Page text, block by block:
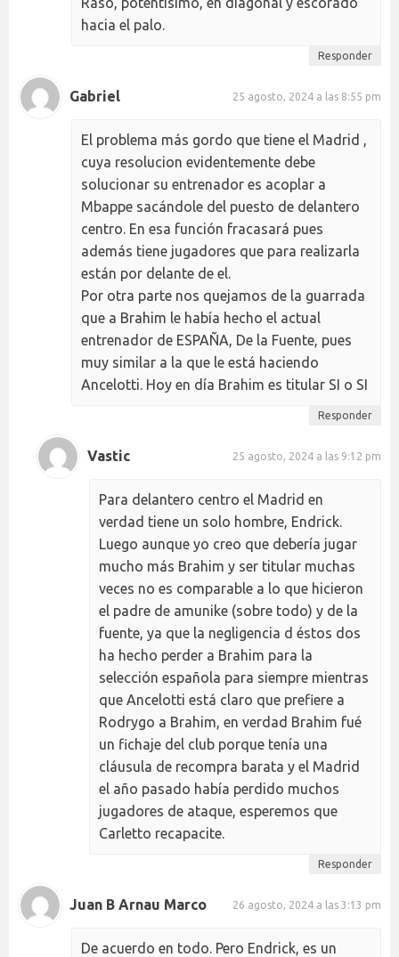
hacia el palo.
Responder
Gabriel 25 agosto, 2024 a las 8:55 pm
El problema más gordo que tiene el Madrid ,
cuya resolucion evidentemente debe
solucionar su entrenador es acoplar a
Mbappe sacándole del puesto de delantero
centro. En esa función fracasará pues
además tiene jugadores que para realizarla
están por delante de el.
Por otra parte nos quejamos de la guarrada
que a Brahim le había hecho el actual
entrenador de ESPAÑA, De la Fuente, pues
muy similar a la que le está haciendo
Ancelotti. Hoy en día Brahim es titular SI o SI
Responder
Vastic 25 agosto, 2024 a las 9:12 pm
Para delantero centro el Madrid en
verdad tiene un solo hombre, Endrick.
Luego aunque yo creo que debería jugar
mucho más Brahim y ser titular muchas
veces no es comparable a lo que hicieron
el padre de amunike (sobre todo) y de la
fuente, ya que la negligencia d éstos dos
ha hecho perder a Brahim para la
selección española para siempre mientras
que Ancelotti está claro que prefiere a
Rodrygo a Brahim, en verdad Brahim fué
un fichaje del club porque tenía una
cláusula de recompra barata y el Madrid
el año pasado había perdido muchos
jugadores de ataque, esperemos que
Carletto recapacite.
Responder
Juan B Arnau Marco 26 agosto, 2024 a las 3:13 pm
De acuerdo en todo. Pero Endrick, es un